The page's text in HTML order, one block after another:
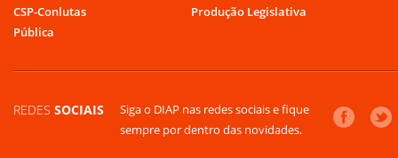
CSP-Conlutas
Pública
Produção Legislativa
REDES SOCIAIS
Siga o DIAP nas redes sociais e fique
sempre por dentro das novidades.